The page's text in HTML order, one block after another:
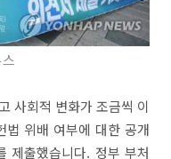
사회적 변화가 조금씩 이
법 위배 여부에 대한 공개
제출했습니다. 정부 부처